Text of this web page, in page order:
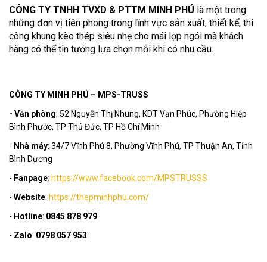
CÔNG TY TNHH TVXD & PTTM MINH PHÚ là một trong
những đơn vị tiên phong trong lĩnh vực sản xuất, thiết kế, thi
công khung kèo thép siêu nhẹ cho mái lợp ngói mà khách
hàng có thể tin tưởng lựa chọn mỗi khi có nhu cầu.
CÔNG TY MINH PHÚ – MPS-TRUSS
- Văn phòng: 52 Nguyễn Thị Nhung, KDT Vạn Phúc, Phường Hiệp
Bình Phước, TP Thủ Đức, TP Hồ Chí Minh
- Nhà máy: 34/7 Vĩnh Phú 8, Phường Vĩnh Phú, TP Thuận An, Tỉnh
Bình Dương
- Fanpage: https://www.facebook.com/MPSTRUSSS
- Website: https://thepminhphu.com/
- Hotline: 0845 878 979
- Zalo: 0798 057 953